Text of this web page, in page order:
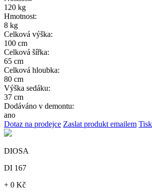
120 kg
Hmotnost:
8 kg
Celková výška:
100 cm
Celková šířka:
65 cm
Celková hloubka:
80 cm
Výška sedáku:
37 cm
Dodáváno v demontu:
ano
Dotaz na prodejce Zaslat produkt emailem
DIOSA
DI 167
+ 0 Kč